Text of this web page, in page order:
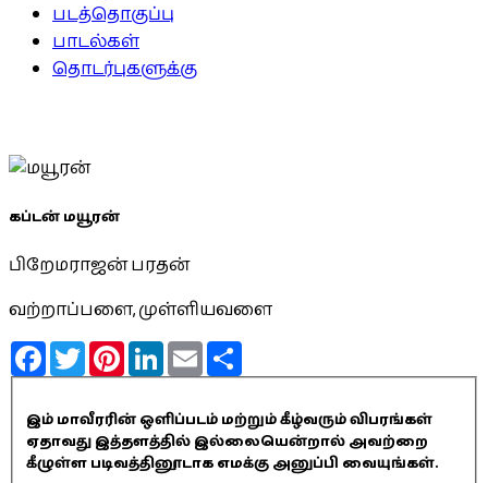
படத்தொகுப்பு
பாடல்கள்
தொடர்புகளுக்கு
கப்டன் மயூரன்
பிறேமராஜன் பரதன்
வற்றாப்பளை, முள்ளியவளை
FacebookTwitterPinterestLinkedInEmail
இம் மாவீரரின் ஒளிப்படம் மற்றும் கீழ்வரும் விபரங்கள்
ஏதாவது இத்தளத்தில் இல்லையென்றால் அவற்றை
கீழுள்ள படிவத்தினூடாக எமக்கு அனுப்பி வையுங்கள்.